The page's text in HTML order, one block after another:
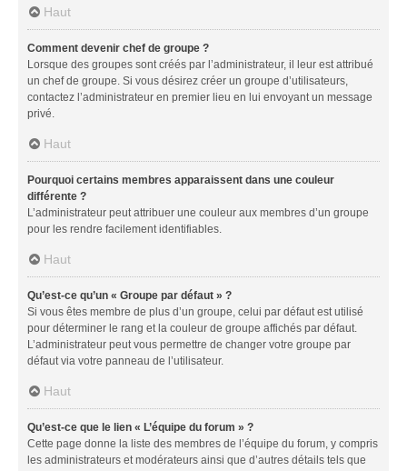
Haut
Comment devenir chef de groupe ?
Lorsque des groupes sont créés par l’administrateur, il leur est attribué
un chef de groupe. Si vous désirez créer un groupe d’utilisateurs,
contactez l’administrateur en premier lieu en lui envoyant un message
privé.
Haut
Pourquoi certains membres apparaissent dans une couleur
différente ?
L’administrateur peut attribuer une couleur aux membres d’un groupe
pour les rendre facilement identifiables.
Haut
Qu’est-ce qu’un « Groupe par défaut » ?
Si vous êtes membre de plus d’un groupe, celui par défaut est utilisé
pour déterminer le rang et la couleur de groupe affichés par défaut.
L’administrateur peut vous permettre de changer votre groupe par
défaut via votre panneau de l’utilisateur.
Haut
Qu’est-ce que le lien « L’équipe du forum » ?
Cette page donne la liste des membres de l’équipe du forum, y compris
les administrateurs et modérateurs ainsi que d’autres détails tels que